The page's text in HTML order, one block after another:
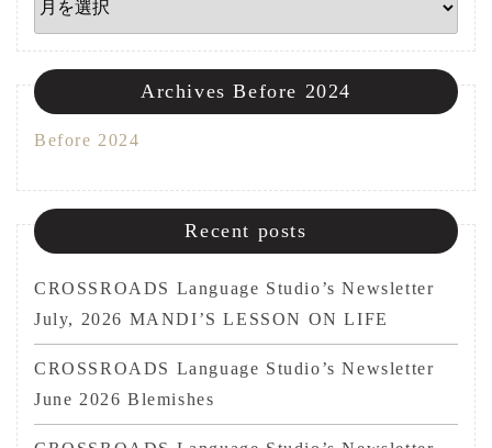
Archives Before 2024
Before 2024
Recent posts
CROSSROADS Language Studio’s Newsletter
July, 2026 MANDI’S LESSON ON LIFE
CROSSROADS Language Studio’s Newsletter
June 2026 Blemishes